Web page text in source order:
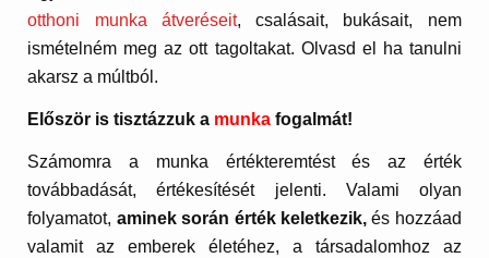
otthoni munka átveréseit, csalásait, bukásait, nem
ismételném meg az ott tagoltakat. Olvasd el ha tanulni
akarsz a múltból.
Először is tisztázzuk a munka fogalmát!
Számomra a munka értékteremtést és az érték
továbbadását, értékesítését jelenti. Valami olyan
folyamatot, aminek során érték keletkezik,és hozzáad
valamit az emberek életéhez, a társadalomhoz az